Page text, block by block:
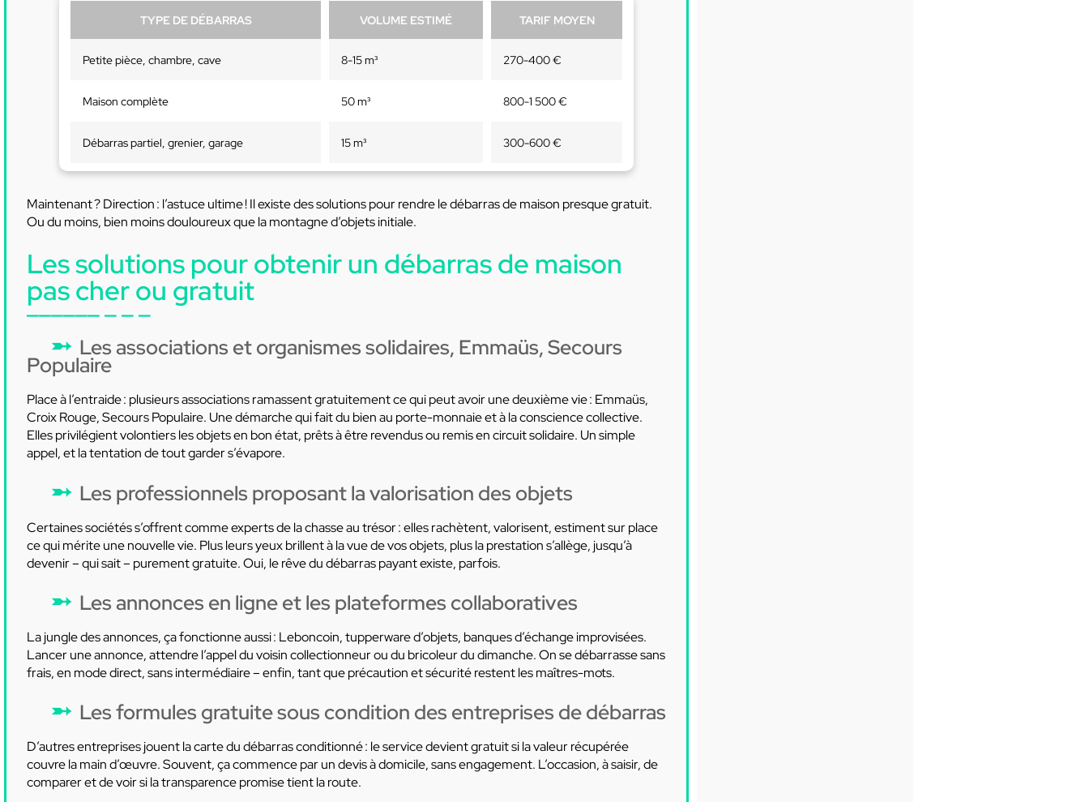
TYPE DE DÉBARRAS VOLUME ESTIMÉ TARIF MOYEN
Petite pièce, chambre, cave 8-15 m³ 270-400 €
Maison complète 50 m³ 800-1 500 €
Débarras partiel, grenier, garage 15 m³ 300-600 €
Maintenant ? Direction : l’astuce ultime ! Il existe des solutions pour rendre le débarras de maison presque gratuit.
Ou du moins, bien moins douloureux que la montagne d’objets initiale.
Les solutions pour obtenir un débarras de maison
pas cher ou gratuit
Les associations et organismes solidaires, Emmaüs, Secours
Populaire
Place à l’entraide : plusieurs associations ramassent gratuitement ce qui peut avoir une deuxième vie : Emmaüs,
Croix Rouge, Secours Populaire. Une démarche qui fait du bien au porte-monnaie et à la conscience collective.
Elles privilégient volontiers les objets en bon état, prêts à être revendus ou remis en circuit solidaire. Un simple
appel, et la tentation de tout garder s’évapore.
Les professionnels proposant la valorisation des objets
Certaines sociétés s’offrent comme experts de la chasse au trésor : elles rachètent, valorisent, estiment sur place
ce qui mérite une nouvelle vie. Plus leurs yeux brillent à la vue de vos objets, plus la prestation s’allège, jusqu’à
devenir – qui sait – purement gratuite. Oui, le rêve du débarras payant existe, parfois.
Les annonces en ligne et les plateformes collaboratives
La jungle des annonces, ça fonctionne aussi : Leboncoin, tupperware d’objets, banques d’échange improvisées.
Lancer une annonce, attendre l’appel du voisin collectionneur ou du bricoleur du dimanche. On se débarrasse sans
frais, en mode direct, sans intermédiaire – enfin, tant que précaution et sécurité restent les maîtres-mots.
Les formules gratuite sous condition des entreprises de débarras
D’autres entreprises jouent la carte du débarras conditionné : le service devient gratuit si la valeur récupérée
couvre la main d’œuvre. Souvent, ça commence par un devis à domicile, sans engagement. L’occasion, à saisir, de
comparer et de voir si la transparence promise tient la route.